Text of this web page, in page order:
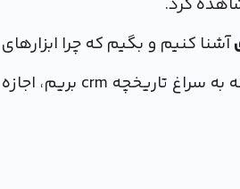
آشنا کنیم و بگیم که چرا ابزارهای
امروزی مدیون ابزارهایی هستن که در گذشته به کار می‌رفتن. اما قبل از اینکه به سراغ تاریخچه‌ crm بریم، اجازه